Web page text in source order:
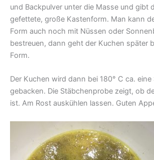
und Backpulver unter die Masse und gibt
gefettete, große Kastenform. Man kann
Form auch noch mit Nüssen oder
bestreuen, dann geht der Kuchen später
Form.
Der Kuchen wird dann bei 180° C ca. eine
gebacken. Die Stäbchenprobe zeigt, ob
ist. Am Rost auskühlen lassen. Guten